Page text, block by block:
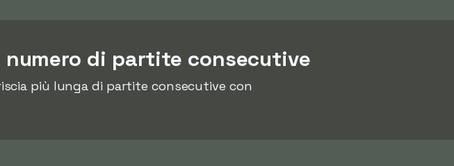
di partite consecutive
più lunga di partite consecutive con